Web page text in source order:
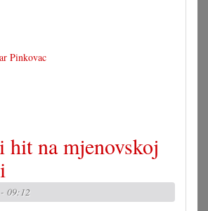
Pinkovac
na mjenovskoj
09:12